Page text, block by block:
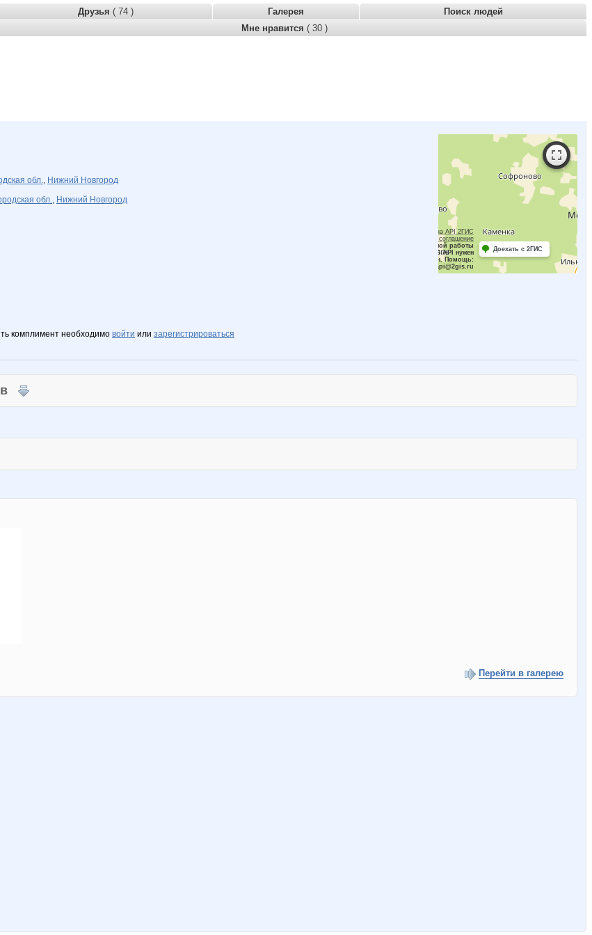
Друзья ( 74 ) Галерея
Поиск людей
Мне нравится ( 30 )
Работает на API 2ГИС
Лицензионное соглашение
Для корректной работы
Raster JS API нужен
ключ. Помощь:
api@2gis.ru
Доехать с 2ГИС
обл., Нижний Новгород
обл., Нижний Новгород
комплимент необходимо войти или зарегистрироваться
Перейти в галерею